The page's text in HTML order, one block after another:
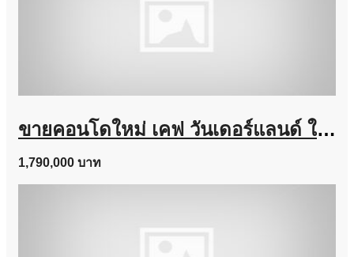
ขายคอนโดใหม่ เคฟ วันเดอร์แลนด์ ใกล้ ม.ธรรมศาสตร์ แต่งครบ พร้อมอยู่ เลี้ยงสัตว์ได้ โทร 0616161426
1,790,000 บาท